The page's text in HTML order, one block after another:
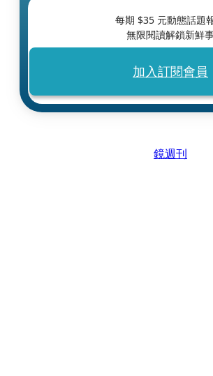
每期 $35 元動態話題
無限閱讀解鎖新鮮
加入訂閱會員
鏡週刊